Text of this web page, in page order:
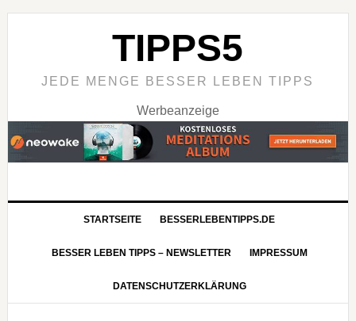
TIPPS5
JEDE MENGE BESSER LEBEN TIPPS
Werbeanzeige
STARTSEITE BESSERLEBENTIPPS.DE
BESSER LEBEN TIPPS – NEWSLETTER IMPRESSUM
DATENSCHUTZERKLÄRUNG